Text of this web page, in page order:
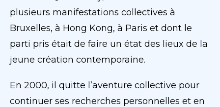
plusieurs manifestations collectives à
Bruxelles, à Hong Kong, à Paris et dont le
parti pris était de faire un état des lieux de la
jeune création contemporaine.
En 2000, il quitte l’aventure collective pour
continuer ses recherches personnelles et en